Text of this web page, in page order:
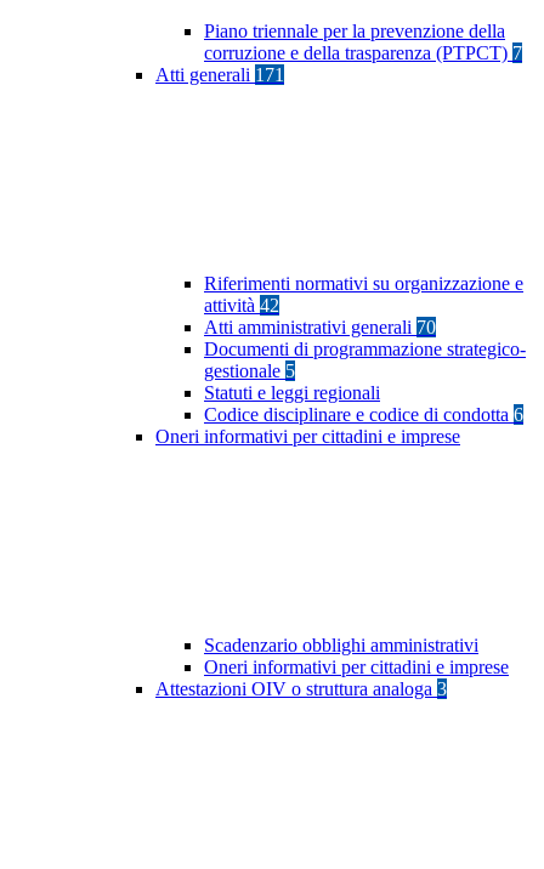
Piano triennale per la prevenzione della
corruzione e della trasparenza (PTPCT) 7
Atti generali 171
Riferimenti normativi su organizzazione e
attività 42
Atti amministrativi generali 70
Documenti di programmazione strategico-
gestionale 5
Statuti e leggi regionali
Codice disciplinare e codice di condotta 6
Oneri informativi per cittadini e imprese
Scadenzario obblighi amministrativi
Oneri informativi per cittadini e imprese
Attestazioni OIV o struttura analoga 3